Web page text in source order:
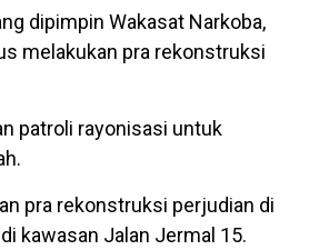
dipimpin Wakasat Narkoba,
melakukan pra rekonstruksi
patroli rayonisasi untuk
pra rekonstruksi perjudian di
kawasan Jalan Jermal 15.